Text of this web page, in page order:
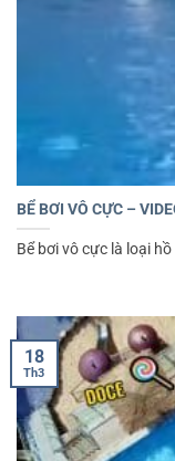
BỂ BƠI VÔ CỰC –
Bể bơi vô cực là loại
18
Th3